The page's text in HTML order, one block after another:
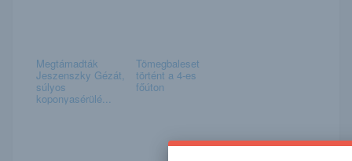
Megtámadták
Jeszenszky Gézát,
súlyos
koponyasérülé...
Tömegbaleset
történt a 4-es
főúton